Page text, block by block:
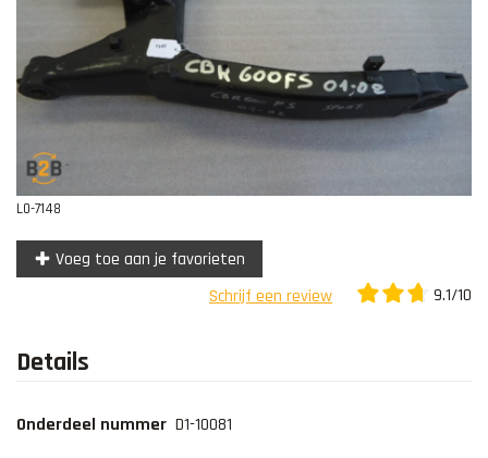
Contact
L0-7148
Voeg toe aan je favorieten
Schrijf een review
9.1/10
Details
Onderdeel nummer D1-10081